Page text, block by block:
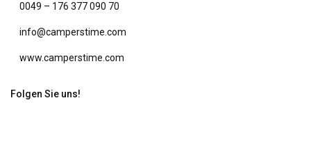
0049 – 176 377 090 70
info@camperstime.com
www.camperstime.com
Folgen Sie uns!